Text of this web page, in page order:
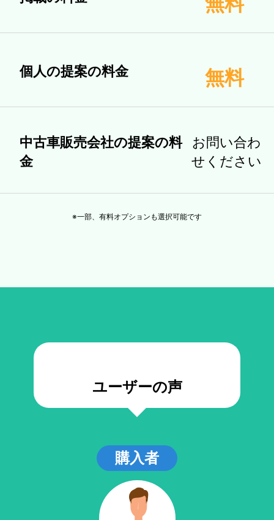
個人の提案の料金 無料
中古車販売会社の提案の料
金
お問い合わ
せください
※一部、有料オプションも選択可能です
ユーザーの声
購入者